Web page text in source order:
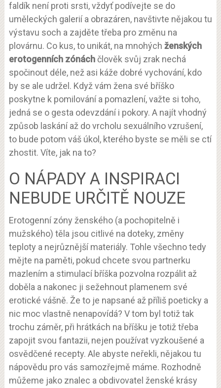
faldík není proti srsti, vždyť podívejte se do
uměleckých galerií a obrazáren, navštivte nějakou tu
výstavu soch a zajděte třeba pro změnu na
plovárnu. Co kus, to unikát, na mnohých ženských
erotogenních zónáchčlověk svůj zrak nechá
spočinout déle, než asi káže dobré vychování, kdo
by se ale udržel. Když vám žena své bříško
poskytne k pomilování a pomazlení, važte si toho,
jedná se o gesta odevzdání i pokory. A najít vhodný
způsob laskání až do vrcholu sexuálního vzrušení,
to bude potom váš úkol, kterého byste se měli se ctí
zhostit. Víte, jak na to?
O NÁPADY A INSPIRACI
NEBUDE URČITĚ NOUZE
Erotogenní zóny ženského (a pochopitelně i
mužského) těla jsou citlivé na doteky, změny
teploty a nejrůznější materiály. Tohle všechno tedy
mějte na paměti, pokud chcete svou partnerku
mazlením a stimulací bříška pozvolna rozpálit až
doběla a nakonec ji sežehnout plamenem své
erotické vášně. Že to je napsané až příliš poeticky a
nic moc vlastně nenapovídá? V tom byl totiž tak
trochu záměr, při hrátkách na bříšku je totiž třeba
zapojit svou fantazii, nejen používat vyzkoušené a
osvědčené recepty. Ale abyste neřekli, nějakou tu
nápovědu pro vás samozřejmě máme. Rozhodně
můžeme jako znalec a obdivovatel ženské krásy